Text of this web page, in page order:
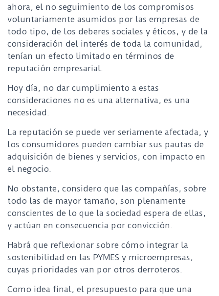
ahora, el no seguimiento de los compromisos
voluntariamente asumidos por las empresas de
todo tipo, de los deberes sociales y éticos, y de la
consideración del interés de toda la comunidad,
tenían un efecto limitado en términos de
reputación empresarial.
Hoy día, no dar cumplimiento a estas
consideraciones no es una alternativa, es una
necesidad.
La reputación se puede ver seriamente afectada, y
los consumidores pueden cambiar sus pautas de
adquisición de bienes y servicios, con impacto en
el negocio.
No obstante, considero que las compañías, sobre
todo las de mayor tamaño, son plenamente
conscientes de lo que la sociedad espera de ellas,
y actúan en consecuencia por convicción.
Habrá que reflexionar sobre cómo integrar la
sostenibilidad en las PYMES y microempresas,
cuyas prioridades van por otros derroteros.
Como idea final, el presupuesto para que una